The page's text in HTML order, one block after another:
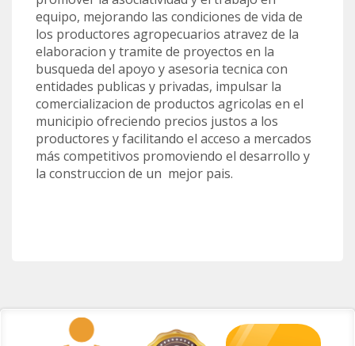
equipo, mejorando las condiciones de vida de
los productores agropecuarios atravez de la
elaboracion y tramite de proyectos en la
busqueda del apoyo y asesoria tecnica con
entidades publicas y privadas, impulsar la
comercializacion de productos agricolas en el
municipio ofreciendo precios justos a los
productores y facilitando el acceso a mercados
más competitivos promoviendo el desarrollo y
la construccion de un mejor pais.